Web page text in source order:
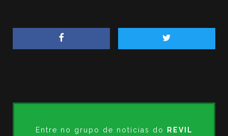
Entre no grupo de notícias do
REVIL